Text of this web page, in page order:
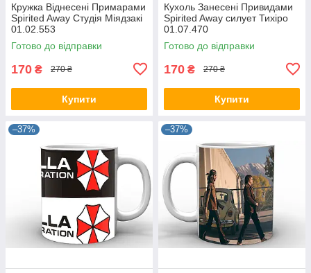
Кружка Віднесені Примарами
Spirited Away Студія Міядзакі
01.02.553
Готово до відправки
170 ₴ 270 ₴
Купити
Кухоль Занесені Привидами
Spirited Away силует Тихіро
01.07.470
Готово до відправки
170 ₴ 270 ₴
Купити
–37% –37%